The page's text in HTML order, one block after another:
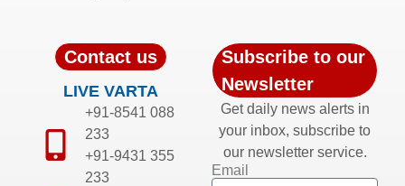
Contact us
LIVE VARTA
+91-8541 088
233
+91-9431 355
233
Subscribe to our
Newsletter
Get daily news alerts in
your inbox, subscribe to
our newsletter service.
Email